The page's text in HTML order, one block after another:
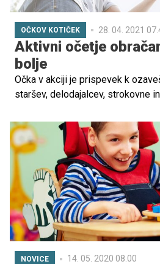
OČKOV KOTIČEK 28. 04. 2021
Aktivni očetje
bolje
Očka v akciji je prispevek k
staršev, delodajalcev, strokovne
enakomernejše porazdelitve
NOVICE 14. 05. 2020 08.00